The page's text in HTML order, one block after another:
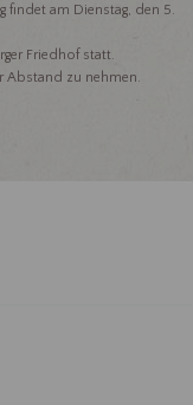
findet am Dienstag, den 5.
Friedhof statt.
Abstand zu nehmen.